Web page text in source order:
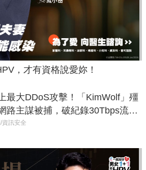
，才有資格說愛妳！
最大DDoS攻擊！「KimWolf」殭
路主謀被捕，破紀錄30Tbps流量
全球！
資訊安全